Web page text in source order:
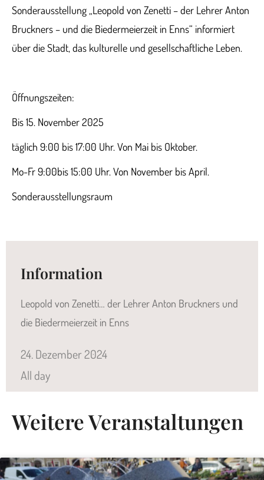
Sonderausstellung „Leopold von Zenetti – der Lehrer Anton
Bruckners – und die Biedermeierzeit in Enns“ informiert
über die Stadt, das kulturelle und gesellschaftliche Leben.
Öffnungszeiten:
Bis 15. November 2025
täglich 9:00 bis 17:00 Uhr. Von Mai bis Oktober.
Mo-Fr 9:00bis 15:00 Uhr. Von November bis April.
Sonderausstellungsraum
Information
Leopold von Zenetti… der Lehrer Anton Bruckners und
die Biedermeierzeit in Enns
24.Dezember2024
All day
Weitere Veranstaltungen